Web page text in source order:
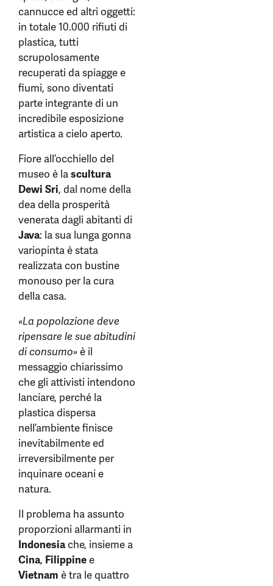
cannucce ed altri oggetti:
in totale 10.000 rifiuti di
plastica, tutti
scrupolosamente
recuperati da spiagge e
fiumi, sono diventati
parte integrante di un
incredibile esposizione
artistica a cielo aperto.
Fiore all’occhiello del
museo è lascultura
Dewi Sri, dal nome della
dea della prosperità
venerata dagli abitanti di
Java: la sua lunga gonna
variopinta è stata
realizzata con bustine
monouso per la cura
della casa.
«La popolazione deve
ripensare le sue abitudini
di consumo»è il
messaggio chiarissimo
che gli attivisti intendono
lanciare, perché la
plastica dispersa
nell’ambiente finisce
inevitabilmente ed
irreversibilmente per
inquinare oceani e
natura.
Il problema ha assunto
proporzioni allarmanti in
Indonesiache, insieme a
Cina, Filippinee
Vietnam è tra le quattro